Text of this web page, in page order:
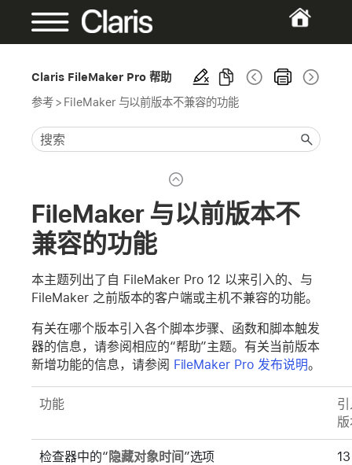
Claris FileMaker Pro 帮助
参考> FileMaker 与以前版本不兼容的功能
FileMaker 与以前版本不
兼容的功能
本主题列出了自 FileMaker Pro 12 以来引入的、与
FileMaker 之前版本的客户端或主机不兼容的功能。
有关在哪个版本引入各个脚本步骤、函数和脚本触发
器的信息，请参阅相应的“帮助”主题。有关当前版本
新增功能的信息，请参阅 FileMaker Pro 发布说明。
功能
检查器中的“ 隐藏对象时间”选项 13